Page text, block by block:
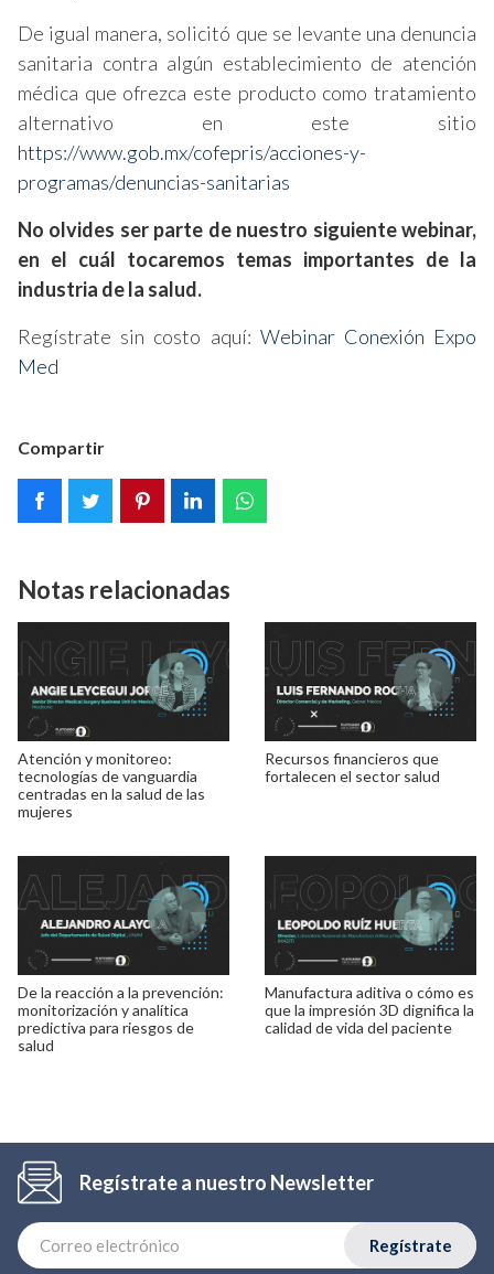
De igual manera, solicitó que se levante una denuncia
sanitaria contra algún establecimiento de atención
médica que ofrezca este producto como tratamiento
alternativo en este sitio
https://www.gob.mx/cofepris/acciones-y-
programas/denuncias-sanitarias
No olvides ser parte de nuestro siguiente webinar,
en el cuál tocaremos temas importantes de la
industria de la salud.
Regístrate sin costo aquí: Webinar Conexión Expo
Med
Compartir
Notas relacionadas
Atención y monitoreo:
tecnologías de vanguardia
centradas en la salud de las
mujeres
Recursos financieros que
fortalecen el sector salud
De la reacción a la prevención:
monitorización y analítica
predictiva para riesgos de
salud
Manufactura aditiva o cómo es
que la impresión 3D dignifica la
calidad de vida del paciente
Regístrate a nuestro Newsletter
Regístrate